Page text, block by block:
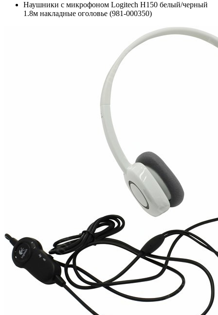
Наушники с микрофоном Logitech H150 белый/­черный
1.8м накладные оголовье (981-000350)